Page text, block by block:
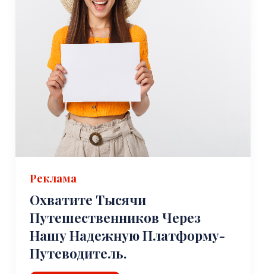
Реклама
Охватите Тысячи
Путешественников Через
Нашу Надежную Платформу-
Путеводитель.